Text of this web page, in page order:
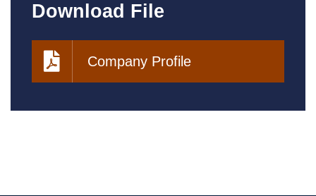
Download File
Company Profile